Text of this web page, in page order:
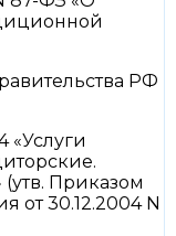
РФ
«Услуги
Приказом
от 30.12.2004 N